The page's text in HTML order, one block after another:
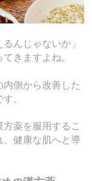
んじゃないか」
きますよね。
側から改善した
。
薬を服用するこ
、健康な肌へと導